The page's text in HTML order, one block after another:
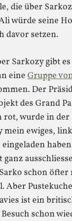
die über
würde seine
davor setzen.
Sarkozy gibt
eine Gruppe
Der
des Grand
wurde in der
ewiges,
schon
Aber
ist ein
schon